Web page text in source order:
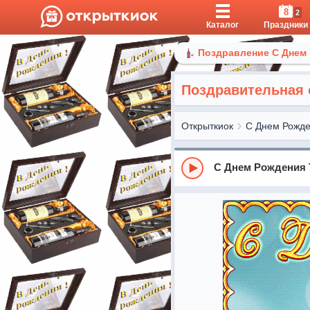
Каталог
8 2
Праздники
Поздравление С
Открыткиок С Днем
С Днем Рождения